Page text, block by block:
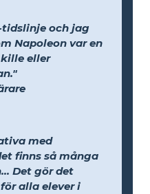
tidslinje och jag
Napoleon var en
eller
med
finns så många
Det gör det
alla elever i